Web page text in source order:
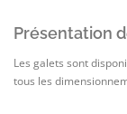
Présentation
Les galets sont
tous les